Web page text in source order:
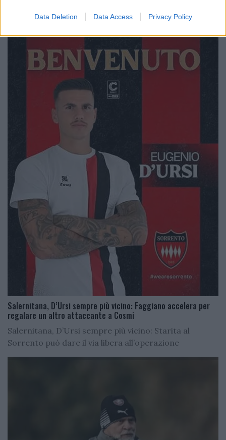
Data Deletion Data Access Privacy Policy
🔥 Trending
Salernitana, D’Ursi sempre più vicino: Faggiano accelera per
regalare un altro attaccante a Cosmi
Salernitana, D’Ursi sempre più vicino: Starita al
Sorrento può dare il via libera all’operazione